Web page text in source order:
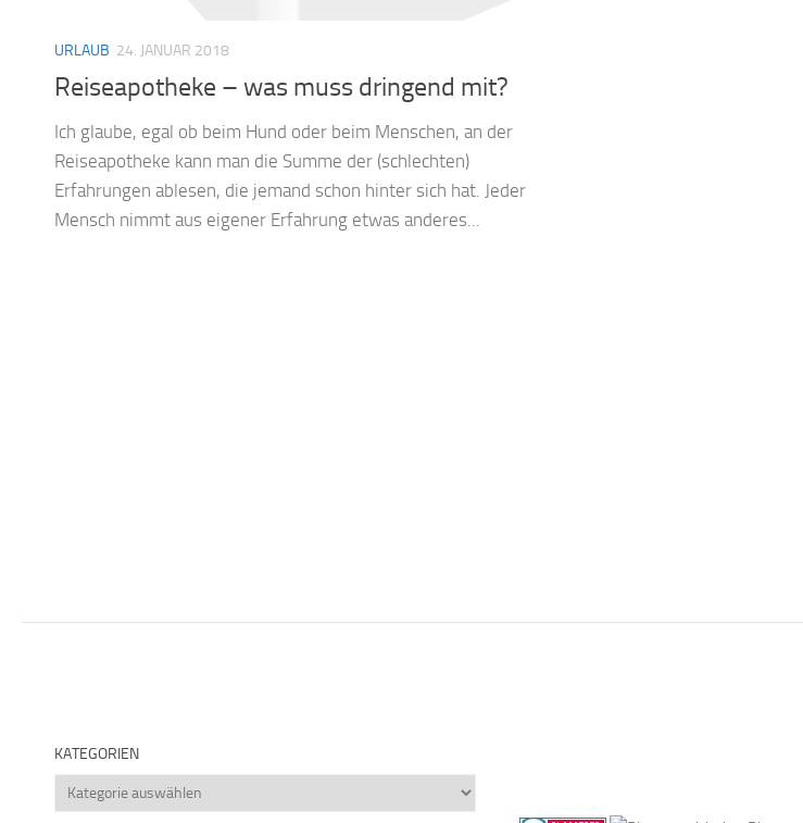
URLAUB 24. JANUAR 2018
Reiseapotheke – was muss dringend mit?
Ich glaube, egal ob beim Hund oder beim Menschen, an der
Reiseapotheke kann man die Summe der (schlechten)
Erfahrungen ablesen, die jemand schon hinter sich hat. Jeder
Mensch nimmt aus eigener Erfahrung etwas anderes...
KATEGORIEN
Kategorien